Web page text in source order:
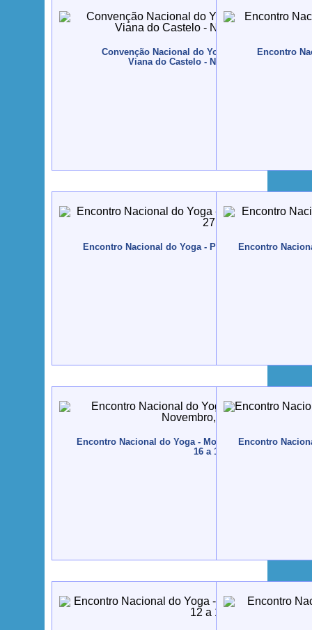
Convenção Nacional do Yoga - CONVENYO -
Viana do Castelo - Novembro, 11 a 13
Encontro
Encontro Nacional do Yoga - Peniche - 2014, Abril,
Encontro
Encontro Nacional do Yoga - Monte Gordo - 2012,
16 a 18
Encontro